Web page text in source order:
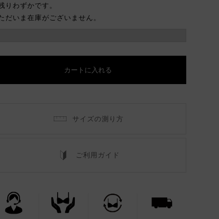
りわずかです。
だいま在庫がございません。
カートに入れる
サイズの測り方
ご利用ガイド